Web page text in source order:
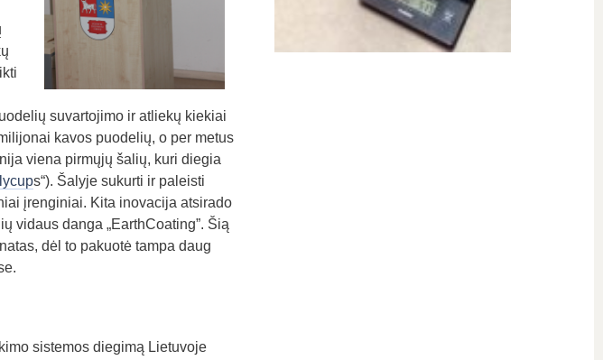
suvartojimo ir atliekų kiekiai
kavos puodelių, o per metus
viena pirmųjų šalių, kuri diegia
s“). Šalyje sukurti ir paleisti
įrenginiai. Kita inovacija atsirado
vidaus danga „EarthCoating”. Šią
dėl to pakuotė tampa daug
sistemos diegimą Lietuvoje